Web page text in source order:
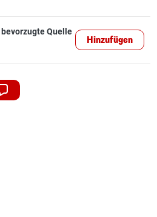
bevorzugte Quelle
Hinzufügen